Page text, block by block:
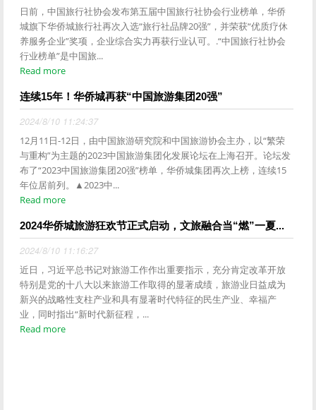
日前，中国旅行社协会发布第五届中国旅行社协会行业榜单，华侨
城旗下华侨城旅行社再次入选“旅行社品牌20强”，并荣获“优质疗休
养服务企业”奖项，企业综合实力再获行业认可。.“中国旅行社协会
行业榜单”是中国旅...
Read more
连续15年！华侨城再获“中国旅游集团20强”
2024/8/10 11:24:37
12月11日-12日，由中国旅游研究院和中国旅游协会主办，以“繁荣
与重构”为主题的2023中国旅游集团化发展论坛在上海召开。论坛发
布了“2023中国旅游集团20强”榜单，华侨城集团再次上榜，连续15
年位居前列。▲2023中...
Read more
2024华侨城旅游狂欢节正式启动，文旅融合当“燃”一夏...
2024/8/10 11:16:27
近日，习近平总书记对旅游工作作出重要指示，充分肯定改革开放
特别是党的十八大以来旅游工作取得的显著成绩，旅游业日益成为
新兴的战略性支柱产业和具有显著时代特征的民生产业、幸福产
业，同时指出“新时代新征程，...
Read more